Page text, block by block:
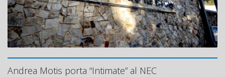
Andrea Motis porta “Intimate” al NEC